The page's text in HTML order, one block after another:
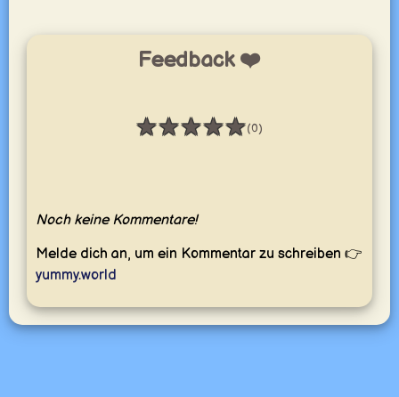
Feedback ❤️
★★★★★
Bewertung: 0 / 5 (0)
Noch keine Kommentare!
Melde dich an, um ein Kommentar zu schreiben 👉
yummy.world